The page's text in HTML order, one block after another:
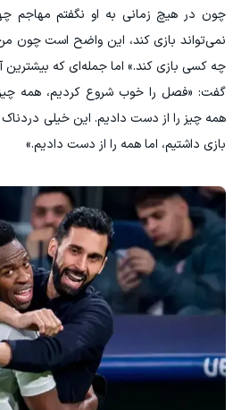
چون در هیچ زمانی به او نگفتم مهاجم
نمی‌تواند بازی کند، این واضح است چون
چه کسی بازی کند.» اما جمله‌ای که بیشترین
گفت: «فصل را خوب شروع کردیم، همه
همه چیز را از دست دادیم. این خیلی
بازی داشتیم، اما همه را از دست دادیم.»